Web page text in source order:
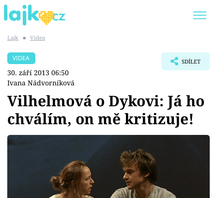
SHOPAHOLICADEL
Témata
Showbyznys
Youtubeři
Lajk ■ Videa
VIDEA
30. září 2013 06:50
Ivana Nádvorníková
SDÍLET
Vilhelmová o Dykovi: Já ho
chválím, on mě kritizuje!